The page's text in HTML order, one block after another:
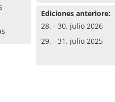
Ediciones anteriore:
28. - 30. julio 2026
29. - 31. julio 2025